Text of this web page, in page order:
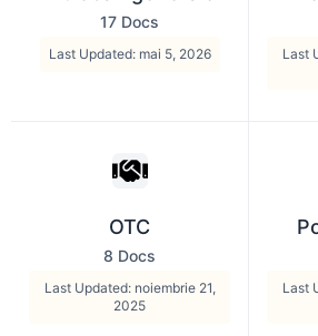
17 Docs
Last Updated: mai 5, 2026
Last
OTC
8 Docs
Last Updated: noiembrie 21,
2025
Last